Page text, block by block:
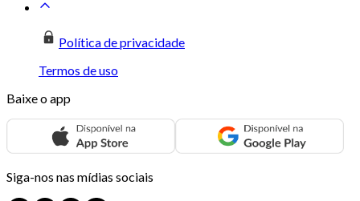
Política de privacidade
Termos de uso
Baixe o app
Siga-nos nas mídias sociais